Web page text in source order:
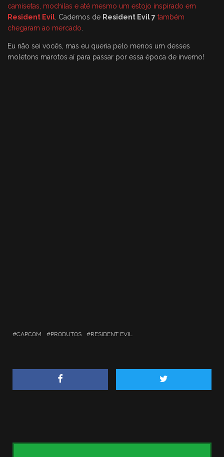
camisetas, mochilas e até mesmo um estojo inspirado em
Resident Evil . Cadernos de Resident Evil 7 também
chegaram ao mercado
Eu não sei vocês, mas eu queria pelo menos um desses
moletons marotos aí para passar por essa época de inverno!
CAPCOM PRODUTOS RESIDENT EVIL